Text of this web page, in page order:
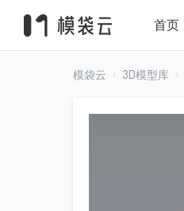
首页
模袋云 3D模型库